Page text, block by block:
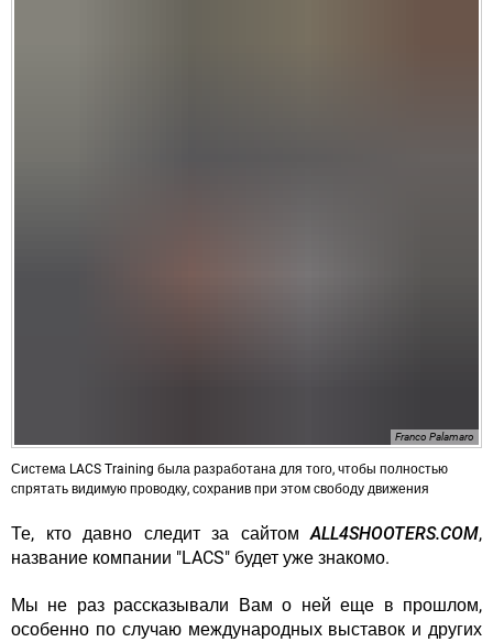
Franco Palamaro
Система LACS Training была разработана для того, чтобы полностью
спрятать видимую проводку, сохранив при этом свободу движения
Те, кто давно следит за сайтомALL4SHOOTERS.COM,
название компании "LACS" будет уже знакомо.
Мы не раз рассказывали Вам о ней еще в прошлом,
особенно по случаю международных выставок и других